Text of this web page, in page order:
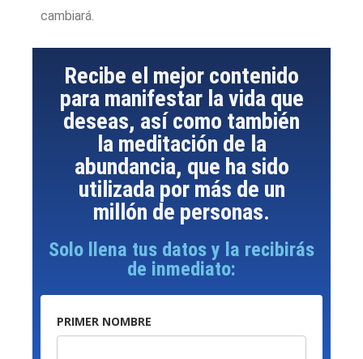
cambiará.
Recibe el mejor contenido
para manifestar la vida que
deseas, así como también
la meditación de la
abundancia, que ha sido
utilizada por más de un
millón de personas.
Solo llena tus datos y la recibirás
de inmediato:
PRIMER NOMBRE